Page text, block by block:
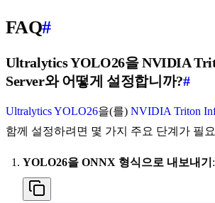
FAQ#
Ultralytics YOLO26을 NVIDIA
Server와 어떻게 설정합니까?#
Ultralytics YOLO26을(를) NVIDIA Triton
함께 설정하려면 몇 가지 주요 단계가 필
YOLO26을 ONNX 형식으로 내보내기 :